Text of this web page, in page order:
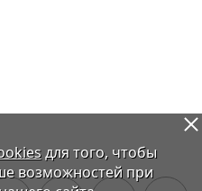
для того, чтобы
возможностей при